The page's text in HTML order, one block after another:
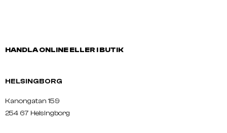
HANDLA ONLINE ELLER I BUTIK
HELSINGBORG
Kanongatan 159
254 67 Helsingborg